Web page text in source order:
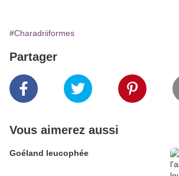
#Charadriiformes
Partager
Vous aimerez aussi
Goéland leucophée